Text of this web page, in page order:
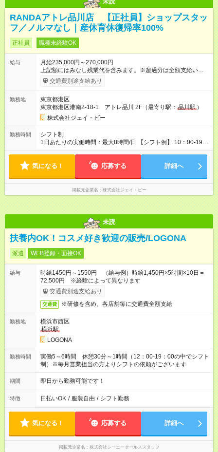
RANDAアトレ品川店 【正社員】ショップスタッ
フ／ノルマなし｜産休育休復帰率100%
正社員 職種未経験OK
給与
月給235,000円～270,000円
上記額にはみなし残業代を含みます。※超過分は全額支給いたし
ます。 みなし残業代 8,000円 ～ 17,000円／月 みなし残業時間 4
時間 ～ 9時間／月 ◆エリア手当5,000円含む ◆昇給あり ◆給与は
※入社1年後より支給 交通費：全額支給(社内規定あり) 【試用期
間】試用期間あり 試用期間の長さ：3ヶ月 雇用形態、給与は本
採用時と同じです。
交通費別途支給あり
勤務地
東京都港区
東京都港区港南2-18-1 アトレ品川 2F（最寄り駅： 品川駅 ）
株式会社ジェイ・ビー
勤務時間
シフト制
1日あたりの実働時間：最大8時間/日 【シフト例】 10：00-19：
00 12：00-21：00 ※店舗よりに勤務時間は異なります。 ＊平均
気になる！ 応募する 詳細へ
掲載元企業名 株式会社ジェイ・ビー
未読
扶養内OK！コスメ好き歓迎の販売/LOGONA
派遣 WEB登録・面接OK
給与
時給1450円～1550円 （給与例）時給1,450円×5時間×10日＝
72,500円 ※経験によって異なります
交通費別途支給あり
交通費 ※研修を含め、各店舗毎に交通費全額支給
勤務地
横浜市西区
横浜駅
LOGONA
勤務時間
実働5～6時間 休憩30分～1時間（12：00-19：00の中でシフト
制）※毎月営業担当の方よりシフトの依頼がございます
期間 即日から勤務可能です！
特徴 日払いOK / 服装自由 / シフト勤務
気になる！ 応募する 詳細へ
掲載元企業名 株式会社シーエーセールススタッフ